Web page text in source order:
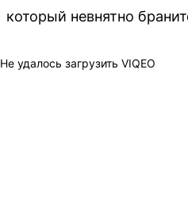
который невнятно
Не удалось загрузить VIQEO